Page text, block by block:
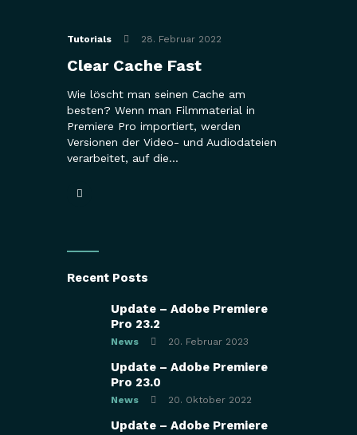
Tutorials 28. Februar 2022
Clear Cache Fast
Wie löscht man seinen Cache am
besten? Wenn man Filmmaterial in
Premiere Pro importiert, werden
Versionen der Video- und Audiodateien
verarbeitet, auf die…
Recent Posts
Update – Adobe Premiere
Pro 23.2
News 20. Februar 2023
Update – Adobe Premiere
Pro 23.0
News 20. Oktober 2022
Update – Adobe Premiere